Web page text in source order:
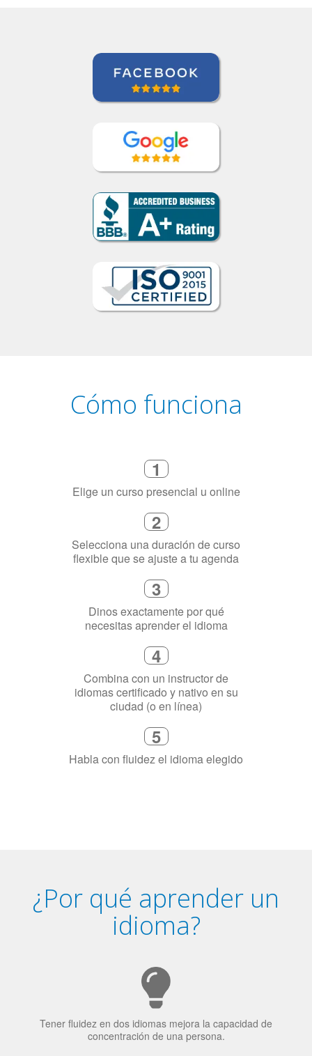
Cómo funciona
1
Elige un curso presencial u online
2
Selecciona una duración de curso
flexible que se ajuste a tu agenda
3
Dinos exactamente por qué
necesitas aprender el idioma
4
Combina con un instructor de
idiomas certificado y nativo en su
ciudad (o en línea)
5
Habla con fluidez el idioma elegido
¿Por qué aprender un
idioma?
Tener fluidez en dos idiomas mejora la capacidad de
concentración de una persona.